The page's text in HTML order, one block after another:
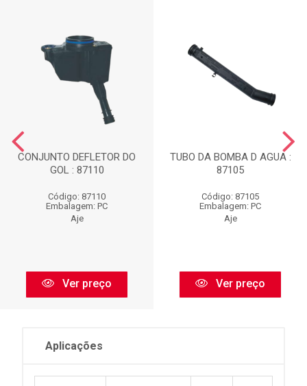
CONJUNTO DEFLETOR DO
GOL : 87110
Código: 87110
Embalagem: PC
Aje
Ver preço
TUBO DA BOMBA D AGUA :
87105
Código: 87105
Embalagem: PC
Aje
Ver preço
Aplicações